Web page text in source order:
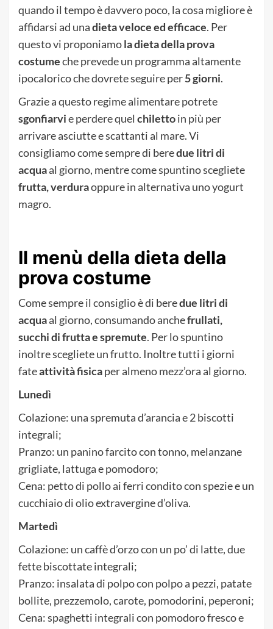
quando il tempo è davvero poco, la cosa migliore è
affidarsi ad unadieta veloce ed efficace. Per
questo vi proponiamola dieta della prova
costumeche prevede un programma altamente
ipocalorico che dovrete seguire per5 giorni.
Grazie a questo regime alimentare potrete
sgonfiarvie perdere quel chilettoin più per
arrivare asciutte e scattanti al mare. Vi
consigliamo come sempre di beredue litri di
acquaal giorno, mentre come spuntino scegliete
frutta, verduraoppure in alternativa uno yogurt
magro.
Il menù della dieta della
prova costume
Come sempre il consiglio è di beredue litri di
acquaal giorno, consumando anchefrullati,
succhi di frutta e spremute. Per lo spuntino
inoltre scegliete un frutto. Inoltre tutti i giorni
fateattività fisicaper almeno mezz’ora al giorno.
Lunedì
Colazione: una spremuta d’arancia e 2 biscotti
integrali;
Pranzo: un panino farcito con tonno, melanzane
grigliate, lattuga e pomodoro;
Cena: petto di pollo ai ferri condito con spezie e un
cucchiaio di olio extravergine d’oliva.
Martedì
Colazione: un caffè d’orzo con un po’ di latte, due
fette biscottate integrali;
Pranzo: insalata di polpo con polpo a pezzi, patate
bollite, prezzemolo, carote, pomodorini, peperoni;
Cena: spaghetti integrali con pomodoro fresco e